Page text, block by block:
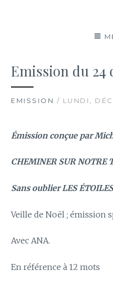
Emission du 24
EMISSION / LUNDI,
Émission conçue par
CHEMINER SUR NOTRE
Sans oublier LES
Veille de Noël ; émission
Avec ANA.
En référence à 12 mots